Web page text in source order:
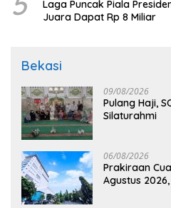
Laga Puncak Piala
Juara Dapat Rp 8 Miliar
Bekasi
09/08/2026
Pulang Haji,
Silaturahmi
06/08/2026
Prakiraan
Agustus